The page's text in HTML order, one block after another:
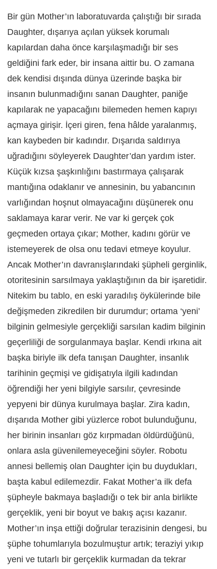
Bir gün Mother’ın laboratuvarda çalıştığı bir sırada
Daughter, dışarıya açılan yüksek korumalı
kapılardan daha önce karşılaşmadığı bir ses
geldiğini fark eder, bir insana aittir bu. O zamana
dek kendisi dışında dünya üzerinde başka bir
insanın bulunmadığını sanan Daughter, paniğe
kapılarak ne yapacağını bilemeden hemen kapıyı
açmaya girişir. İçeri giren, fena hâlde yaralanmış,
kan kaybeden bir kadındır. Dışarıda saldırıya
uğradığını söyleyerek Daughter’dan yardım ister.
Küçük kızsa şaşkınlığını bastırmaya çalışarak
mantığına odaklanır ve annesinin, bu yabancının
varlığından hoşnut olmayacağını düşünerek onu
saklamaya karar verir. Ne var ki gerçek çok
geçmeden ortaya çıkar; Mother, kadını görür ve
istemeyerek de olsa onu tedavi etmeye koyulur.
Ancak Mother’ın davranışlarındaki şüpheli gerginlik,
otoritesinin sarsılmaya yaklaştığının da bir işaretidir.
Nitekim bu tablo, en eski yaradılış öykülerinde bile
değişmeden zikredilen bir durumdur; ortama ‘yeni’
bilginin gelmesiyle gerçekliği sarsılan kadim bilginin
geçerliliği de sorgulanmaya başlar. Kendi ırkına ait
başka biriyle ilk defa tanışan Daughter, insanlık
tarihinin geçmişi ve gidişatıyla ilgili kadından
öğrendiği her yeni bilgiyle sarsılır, çevresinde
yepyeni bir dünya kurulmaya başlar. Zira kadın,
dışarıda Mother gibi yüzlerce robot bulunduğunu,
her birinin insanları göz kırpmadan öldürdüğünü,
onlara asla güvenilemeyeceğini söyler. Robotu
annesi bellemiş olan Daughter için bu duydukları,
başta kabul edilemezdir. Fakat Mother’a ilk defa
şüpheyle bakmaya başladığı o tek bir anla birlikte
gerçeklik, yeni bir boyut ve bakış açısı kazanır.
Mother’ın inşa ettiği doğrular terazisinin dengesi, bu
şüphe tohumlarıyla bozulmuştur artık; teraziyi yıkıp
yeni ve tutarlı bir gerçeklik kurmadan da tekrar